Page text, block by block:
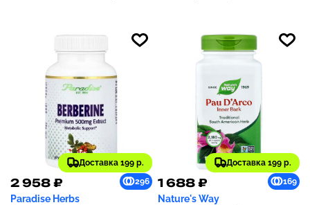
Доставка 199 р.
2 958 ₽ 296
Paradise Herbs
Доставка 199 р.
1 688 ₽ 169
Nature's Way